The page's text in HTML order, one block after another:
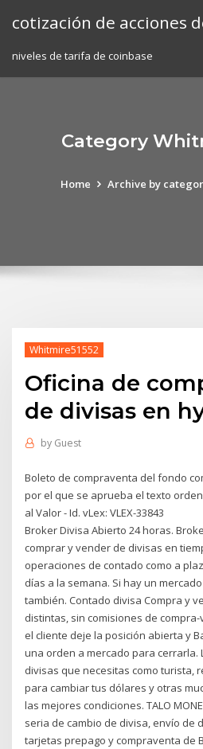
cotización de acciones
niveles de tarifa de coinbase
Category
Home Archive by
Whitmire51552
Oficina de
de divisas en
by Guest
Boleto de compraventa del fondo
por el que se aprueba el texto
al Valor - Id. vLex: VLEX-33843
Broker Divisa Abierto 24 horas.
comprar y vender de divisas en
operaciones de contado como a
días a la semana. Si hay un
también. Contado divisa Compra y
distintas, sin comisiones de
el cliente deje la posición abierta y
una orden a mercado para cerrarla.
divisas que necesitas como turista,
para cambiar tus dólares y otras
las mejores condiciones. TALO
seria de cambio de divisa, envío de
tarjetas prepago y compraventa de